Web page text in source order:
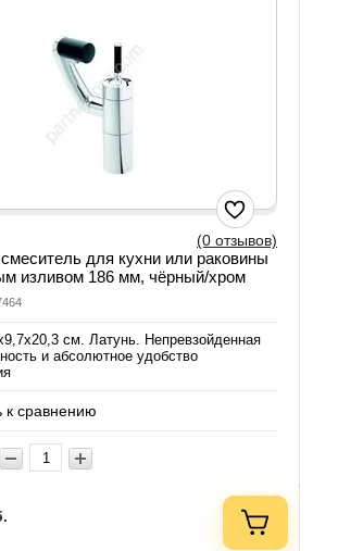
(0 отзывов)
для кухни или раковины
изливом 186 мм, чёрный/хром
см. Латунь. Непревзойденная
и абсолютное удобство
к сравнению